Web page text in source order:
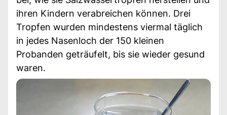
ihren Kindern verabreichen können. Drei
Tropfen wurden mindestens viermal täglich
in jedes Nasenloch der 150 kleinen
Probanden geträufelt, bis sie wieder gesund
waren.